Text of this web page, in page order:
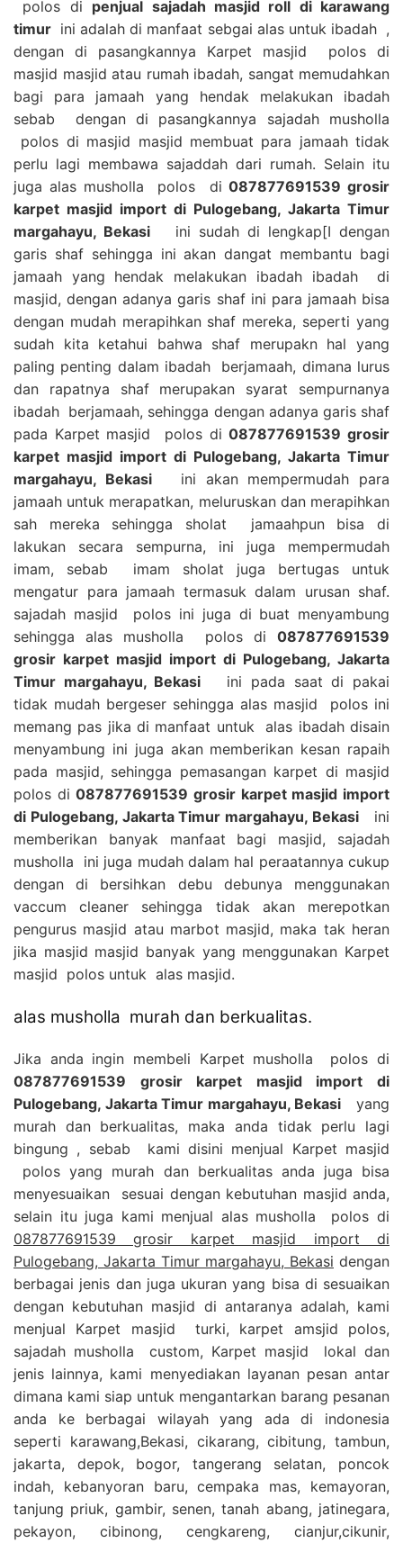
polos di penjual sajadah masjid roll di karawang
timur ini adalah di manfaat sebgai alas untuk ibadah ,
dengan di pasangkannya Karpet masjid polos di
masjid masjid atau rumah ibadah, sangat memudahkan
bagi para jamaah yang hendak melakukan ibadah
sebab dengan di pasangkannya sajadah musholla
polos di masjid masjid membuat para jamaah tidak
perlu lagi membawa sajaddah dari rumah. Selain itu
juga alas musholla polos di087877691539 grosir
karpet masjid import di Pulogebang, Jakarta Timur
margahayu, Bekasi ini sudah di lengkap[I dengan
garis shaf sehingga ini akan dangat membantu bagi
jamaah yang hendak melakukan ibadah ibadah di
masjid, dengan adanya garis shaf ini para jamaah bisa
dengan mudah merapihkan shaf mereka, seperti yang
sudah kita ketahui bahwa shaf merupakn hal yang
paling penting dalam ibadah berjamaah, dimana lurus
dan rapatnya shaf merupakan syarat sempurnanya
ibadah berjamaah, sehingga dengan adanya garis shaf
pada Karpet masjid polos di087877691539 grosir
karpet masjid import di Pulogebang, Jakarta Timur
margahayu, Bekasiini akan mempermudah para
jamaah untuk merapatkan, meluruskan dan merapihkan
sah mereka sehingga sholat jamaahpun bisa di
lakukan secara sempurna, ini juga mempermudah
imam, sebab imam sholat juga bertugas untuk
mengatur para jamaah termasuk dalam urusan shaf.
sajadah masjid polos ini juga di buat menyambung
sehingga alas musholla polos di 087877691539
grosir karpet masjid import di Pulogebang, Jakarta
Timur margahayu, Bekasi ini pada saat di pakai
tidak mudah bergeser sehingga alas masjid polos ini
memang pas jika di manfaat untuk alas ibadah disain
menyambung ini juga akan memberikan kesan rapaih
pada masjid, sehingga pemasangan karpet di masjid
polos di087877691539 grosir karpet masjid import
di Pulogebang, Jakarta Timur margahayu, Bekasiini
memberikan banyak manfaat bagi masjid, sajadah
musholla ini juga mudah dalam hal peraatannya cukup
dengan di bersihkan debu debunya menggunakan
vaccum cleaner sehingga tidak akan merepotkan
pengurus masjid atau marbot masjid, maka tak heran
jika masjid masjid banyak yang menggunakan Karpet
masjid polos untuk alas masjid.
alas musholla murah dan berkualitas.
Jika anda ingin membeli Karpet musholla polos di
087877691539 grosir karpet masjid import di
Pulogebang, Jakarta Timur margahayu, Bekasi yang
murah dan berkualitas, maka anda tidak perlu lagi
bingung , sebab kami disini menjual Karpet masjid
polos yang murah dan berkualitas anda juga bisa
menyesuaikan sesuai dengan kebutuhan masjid anda,
selain itu juga kami menjual alas musholla polos di
087877691539 grosir karpet masjid import di
Pulogebang, Jakarta Timur margahayu, Bekasi dengan
berbagai jenis dan juga ukuran yang bisa di sesuaikan
dengan kebutuhan masjid di antaranya adalah, kami
menjual Karpet masjid turki, karpet amsjid polos,
sajadah musholla custom, Karpet masjid lokal dan
jenis lainnya, kami menyediakan layanan pesan antar
dimana kami siap untuk mengantarkan barang pesanan
anda ke berbagai wilayah yang ada di indonesia
seperti karawang,Bekasi, cikarang, cibitung, tambun,
jakarta, depok, bogor, tangerang selatan, poncok
indah, kebanyoran baru, cempaka mas, kemayoran,
tanjung priuk, gambir, senen, tanah abang, jatinegara,
pekayon, cibinong, cengkareng, cianjur,cikunir,